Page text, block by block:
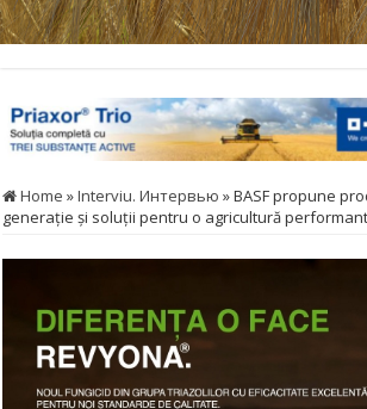
Home »Interviu. Интервью »BASF propune
generație și soluții pentru o agricultură